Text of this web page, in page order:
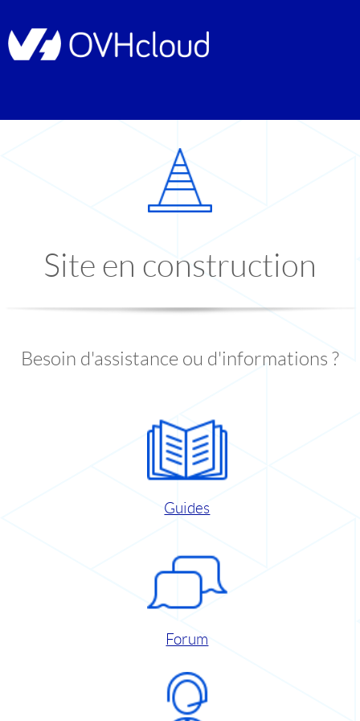
Site en construction
Besoin d'assistance ou d'informations ?
Guides
Forum